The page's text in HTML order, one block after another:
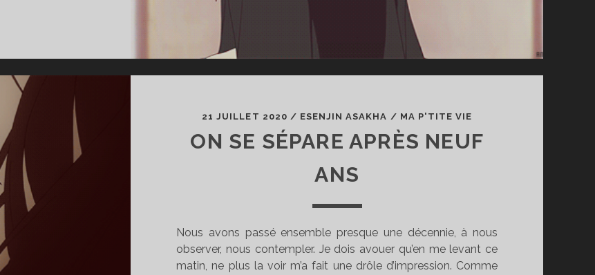
AVANT
(NON)
21 JUILLET 2020 / ESENJIN ASAKHA / MA P'TITE VIE
ON SE SÉPARE APRÈS NEUF
ANS
Nous avons passé ensemble presque une décennie, à nous
observer, nous contempler. Je dois avouer qu’en me levant ce
matin, ne plus la voir m’a fait une drôle d’impression. Comme